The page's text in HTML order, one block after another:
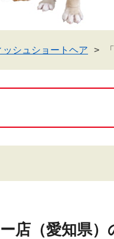
ッシュショートヘア
ー店（愛知県